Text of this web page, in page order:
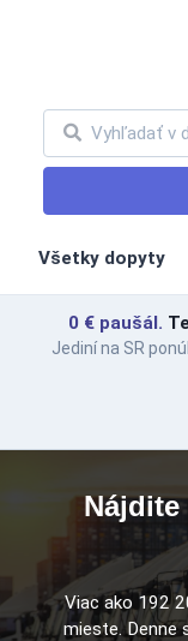
Všetky dopyty
0 € paušál.
Jediní na SR
Nájdite
Viac ako 192
mieste. Denne